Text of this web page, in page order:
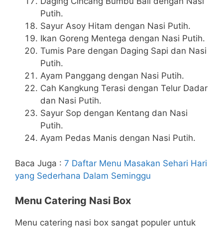
Putih.
Sayur Asoy Hitam dengan Nasi Putih.
Ikan Goreng Mentega dengan Nasi Putih.
Tumis Pare dengan Daging Sapi dan Nasi
Putih.
Ayam Panggang dengan Nasi Putih.
Cah Kangkung Terasi dengan Telur Dadar
dan Nasi Putih.
Sayur Sop dengan Kentang dan Nasi
Putih.
Ayam Pedas Manis dengan Nasi Putih.
Baca Juga : 7 Daftar Menu Masakan Sehari Hari
yang Sederhana Dalam Seminggu
Menu Catering Nasi Box
Menu catering nasi box sangat populer untuk